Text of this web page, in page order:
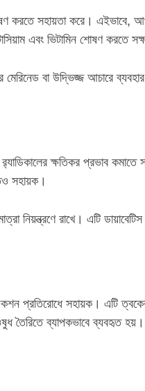
করতে সহায়তা করে। এইভাবে,
এবং ভিটামিন শোষণ করতে
মেরিনেড বা উদ্ভিজ্জ আচারে
র‍্যাডিকালের ক্ষতিকর প্রভাব কমাতে
সহায়ক।
নিয়ন্ত্রণে রাখে। এটি ডায়াবেটিস
প্রতিরোধে সহায়ক। এটি
তৈরিতে ব্যাপকভাবে ব্যবহৃত হয়।